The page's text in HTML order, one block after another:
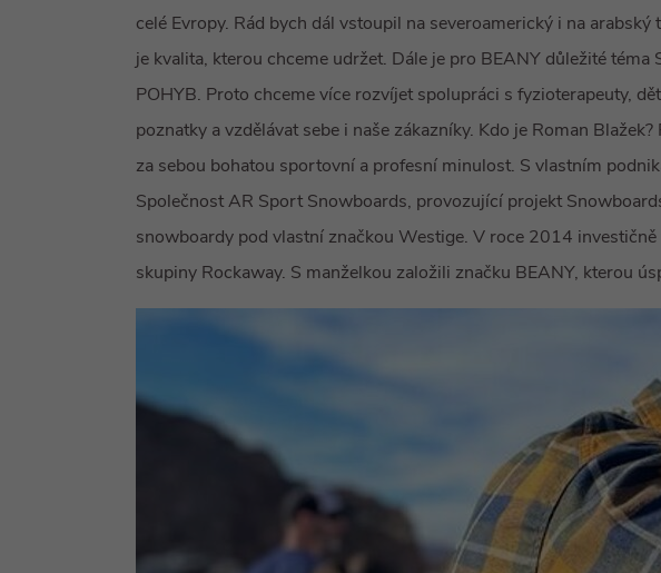
Doplňky
celé Evropy. Rád bych dál vstoupil na severoamerický i na arabský
je kvalita, kterou chceme udržet. Dále je pro BEANY důležité téma
POHYB. Proto chceme více rozvíjet spolupráci s fyzioterapeuty,
poznatky a vzdělávat sebe i naše zákazníky. Kdo je Roman
za sebou bohatou sportovní a profesní minulost. S vlastním
Společnost AR Sport Snowboards, provozující projekt
snowboardy pod vlastní značkou Westige. V roce 2014
skupiny Rockaway. S manželkou založili značku BEANY, kterou